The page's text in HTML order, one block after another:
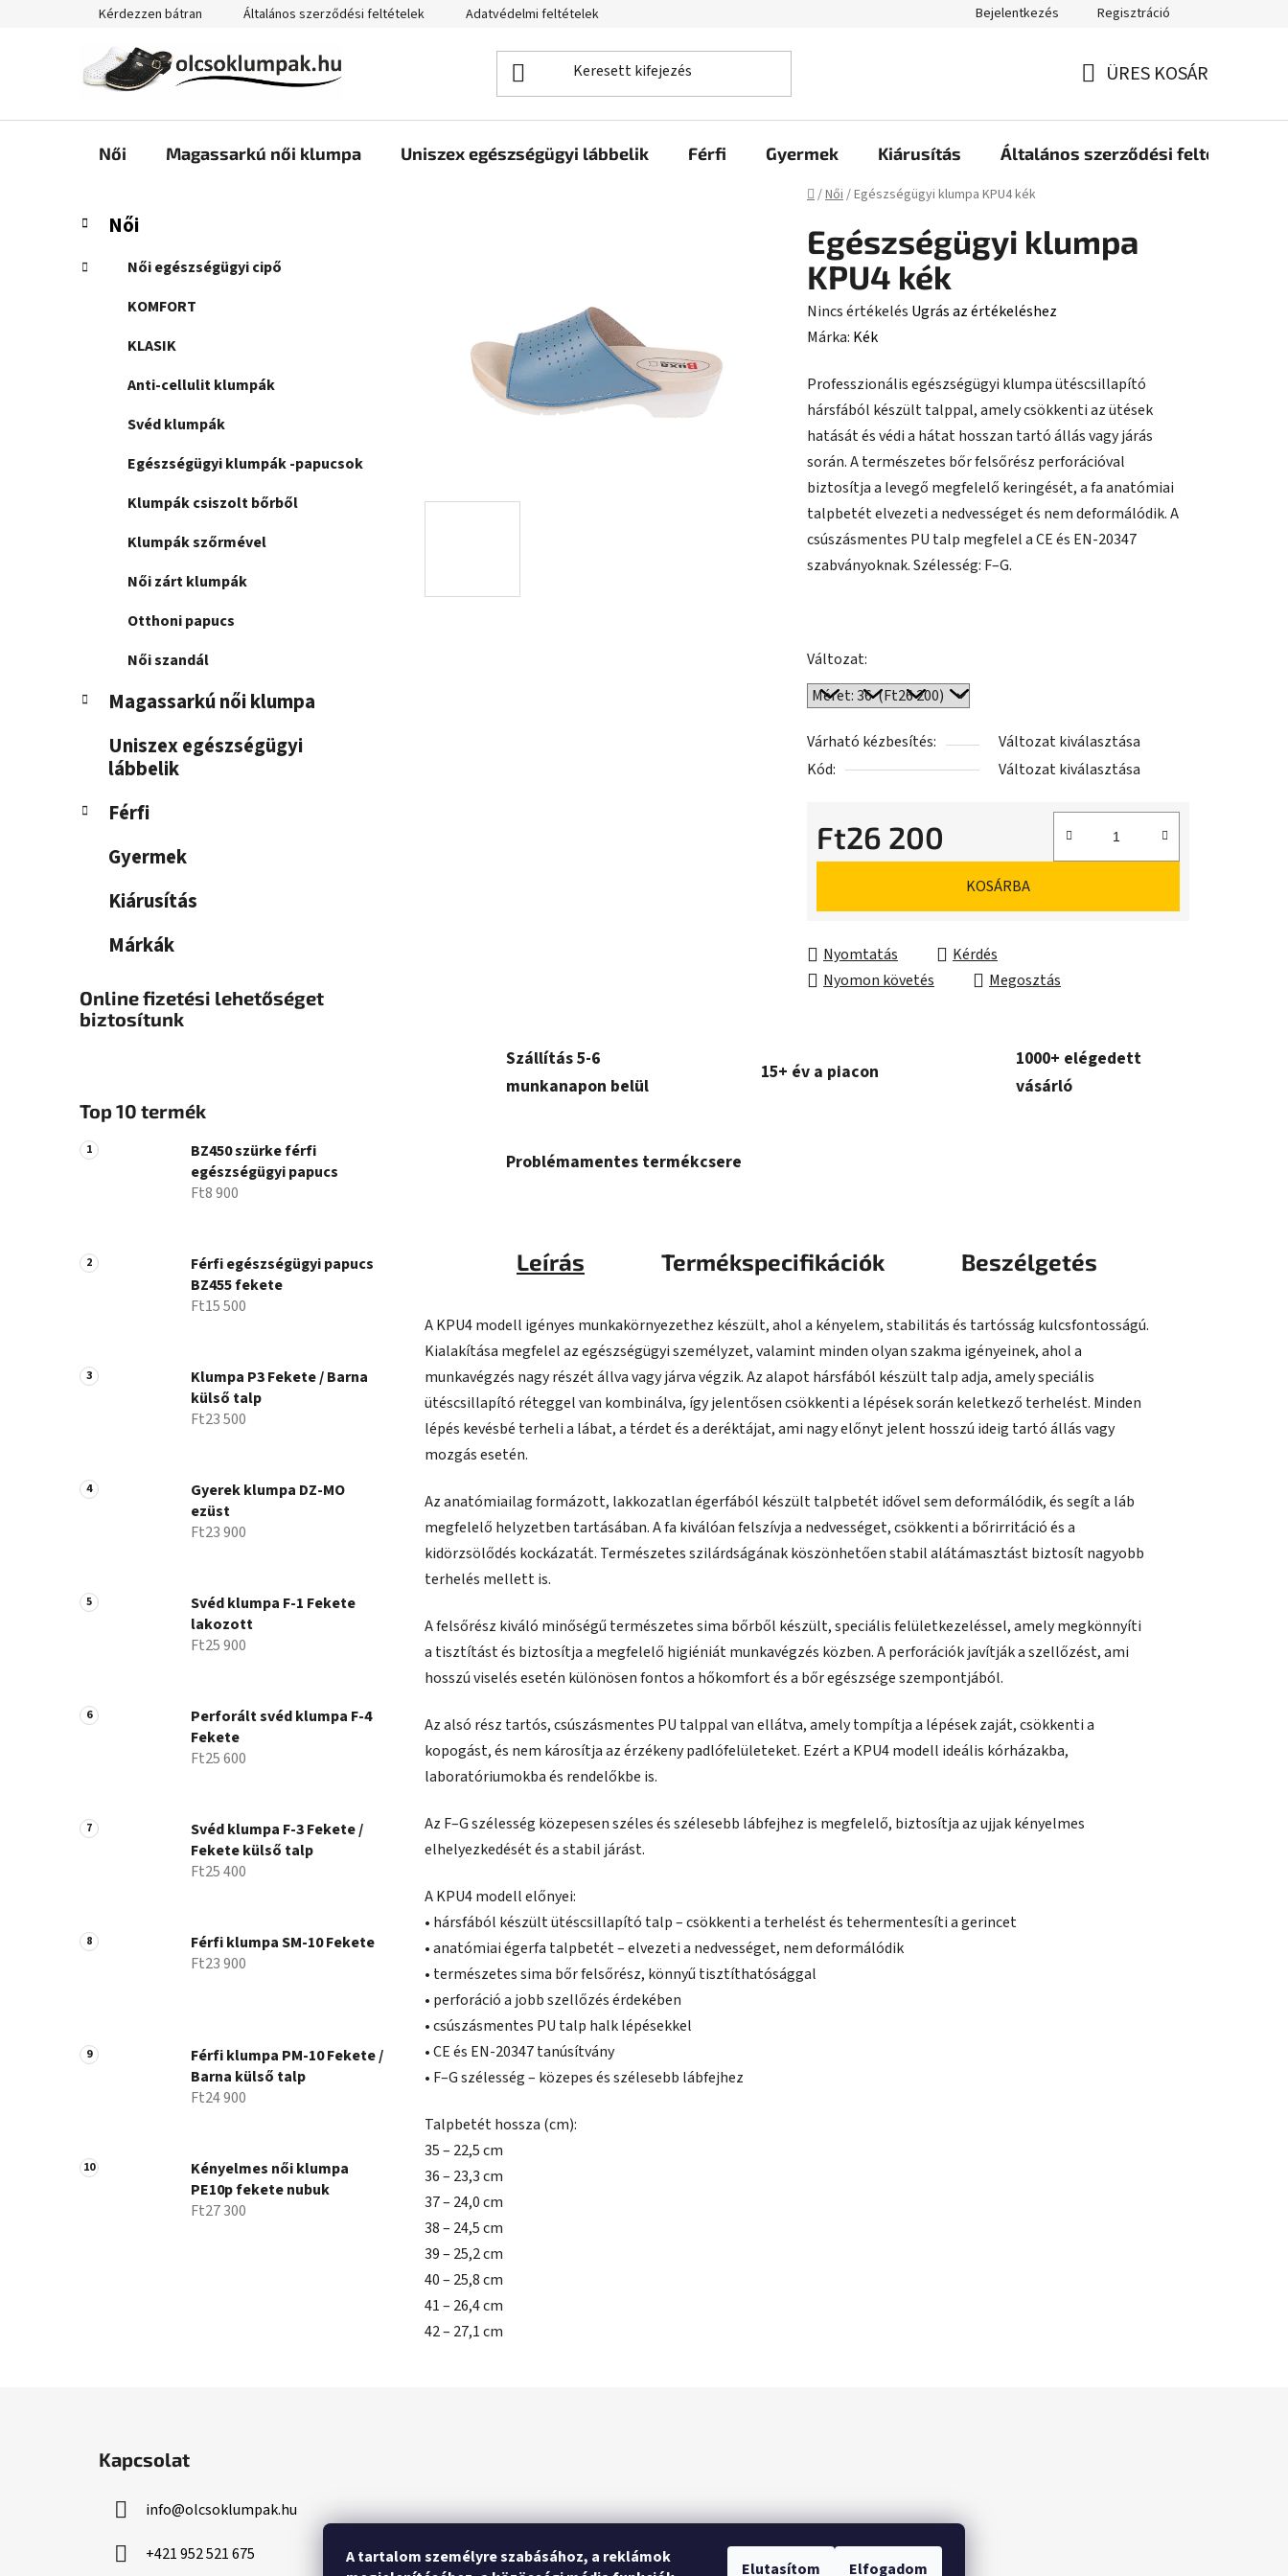
A tartalom személyre szabásához, a reklámok
Elutasítom Elfogadom
tartalomhoz
Kérdezzen bátran Általános szerződési feltételek Adatvédelmi feltételek Bejelentkezés Regisztráció
ÜRES KOSÁR
Női Magassarkú női klumpa Uniszex egészségügyi lábbelik Férfi Gyermek Kiárusítás Általános szerződési feltételek
Kezdőlap
/Női/Egészségügyi klumpa KPU4 kék
O
d
Kategóriák
átugrása
K
a
e
Női
Női egészségügyi cipő
KOMFORT
KLASIK
Anti-cellulit klumpák
Svéd klumpák
Egészségügyi klumpák -papucsok
Klumpák csiszolt bőrből
Klumpák szőrmével
Női zárt klumpák
Otthoni papucs
Női szandál
Magassarkú női klumpa
Uniszex egészségügyi
lábbelik
Férfi
Gyermek
Kiárusítás
Márkák
Online fizetési lehetőséget
biztosítunk
Top 10 termék
BZ450 szürke férfi
egészségügyi papucs
Ft8 900
Férfi egészségügyi papucs
BZ455 fekete
Ft15 500
Klumpa P3 Fekete / Barna
külső talp
Ft23 500
Gyerek klumpa DZ-MO
ezüst
Ft23 900
Svéd klumpa F-1 Fekete
lakozott
Ft25 900
Perforált svéd klumpa F-4
Fekete
Ft25 600
Svéd klumpa F-3 Fekete /
Fekete külső talp
Ft25 400
Férfi klumpa SM-10 Fekete
Ft23 900
Férfi klumpa PM-10 Fekete /
Barna külső talp
Ft24 900
Kényelmes női klumpa
PE10p fekete nubuk
Ft27 300
Egészségügyi klumpa
KPU4 kék
A
termék
értékelése
5-
ből
0,0
csillag.
Nincs értékelés Ugrás az értékeléshez
Márka: Kék
Professzionális egészségügyi klumpa ütéscsillapító
hársfából készült talppal, amely csökkenti az ütések
hatását és védi a hátat hosszan tartó állás vagy járás
során. A természetes bőr felsőrész perforációval
biztosítja a levegő megfelelő keringését, a fa anatómiai
talpbetét elvezeti a nedvességet és nem deformálódik. A
csúszásmentes PU talp megfelel a CE és EN-20347
szabványoknak. Szélesség: F–G.
Változat:
Várható kézbesítés:
Változat kiválasztása
Kód:
Változat kiválasztása
Ft26 200
Egységár:
KOSÁRBA
Nyomtatás
Kérdés
Nyomon követés
Megosztás
Szállítás 5-6
munkanapon belül
15+ év a piacon
1000+ elégedett
vásárló
Problémamentes termékcsere
Leírás Termékspecifikációk Beszélgetés
A KPU4 modell igényes munkakörnyezethez készült, ahol a kényelem, stabilitás és tartósság kulcsfontosságú.
Kialakítása megfelel az egészségügyi személyzet, valamint minden olyan szakma igényeinek, ahol a
munkavégzés nagy részét állva vagy járva végzik. Az alapot hársfából készült talp adja, amely speciális
ütéscsillapító réteggel van kombinálva, így jelentősen csökkenti a lépések során keletkező terhelést. Minden
lépés kevésbé terheli a lábat, a térdet és a deréktájat, ami nagy előnyt jelent hosszú ideig tartó állás vagy
mozgás esetén.
Az anatómiailag formázott, lakkozatlan égerfából készült talpbetét idővel sem deformálódik, és segít a láb
megfelelő helyzetben tartásában. A fa kiválóan felszívja a nedvességet, csökkenti a bőrirritáció és a
kidörzsölődés kockázatát. Természetes szilárdságának köszönhetően stabil alátámasztást biztosít nagyobb
terhelés mellett is.
A felsőrész kiváló minőségű természetes sima bőrből készült, speciális felületkezeléssel, amely megkönnyíti
a tisztítást és biztosítja a megfelelő higiéniát munkavégzés közben. A perforációk javítják a szellőzést, ami
hosszú viselés esetén különösen fontos a hőkomfort és a bőr egészsége szempontjából.
Az alsó rész tartós, csúszásmentes PU talppal van ellátva, amely tompítja a lépések zaját, csökkenti a
kopogást, és nem károsítja az érzékeny padlófelületeket. Ezért a KPU4 modell ideális kórházakba,
laboratóriumokba és rendelőkbe is.
Az F–G szélesség közepesen széles és szélesebb lábfejhez is megfelelő, biztosítja az ujjak kényelmes
elhelyezkedését és a stabil járást.
A KPU4 modell előnyei:
• hársfából készült ütéscsillapító talp – csökkenti a terhelést és tehermentesíti a gerincet
• anatómiai égerfa talpbetét – elvezeti a nedvességet, nem deformálódik
• természetes sima bőr felsőrész, könnyű tisztíthatósággal
• perforáció a jobb szellőzés érdekében
• csúszásmentes PU talp halk lépésekkel
• CE és EN-20347 tanúsítvány
• F–G szélesség – közepes és szélesebb lábfejhez
Talpbetét hossza (cm):
35 – 22,5 cm
36 – 23,3 cm
37 – 24,0 cm
38 – 24,5 cm
39 – 25,2 cm
40 – 25,8 cm
41 – 26,4 cm
42 – 27,1 cm
Kapcsolat
info@olcsoklumpak.hu
+421 952 521 675